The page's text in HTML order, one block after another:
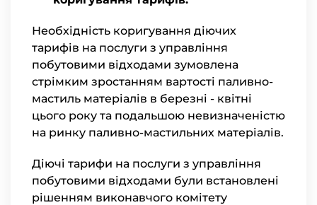
Необхідність коригування діючих
тарифів на послуги з управління
побутовими відходами зумовлена
стрімким зростанням вартості паливно-
мастиль матеріалів в березні - квітні
цього року та подальшою невизначеністю
на ринку паливно-мастильних матеріалів.
Діючі тарифи на послуги з управління
побутовими відходами були встановлені
рішенням виконавчого комітету